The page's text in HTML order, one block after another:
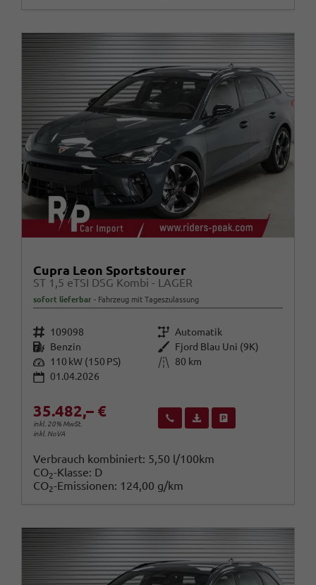
Cupra Leon Sportstourer
ST 1,5 eTSI DSG Kombi - LAGER
sofort lieferbar Fahrzeug mit Tageszulassung
Fahrzeugnr. 109098 Getriebe Automatik
Kraftstoff Benzin Außenfarbe
Fjord Blau Uni (9K)
Leistung 110 kW (150 PS) Kilometerstand
80 km
01.04.2026
35.482,– €
inkl. 20% MwSt.
inkl. NoVA
Wir rufen Sie anFahrzeugexposé (PDF)
Verbrauch kombiniert: 5,50 l/100km
CO2-Klasse: D
CO2-Emissionen: 124,00 g/km